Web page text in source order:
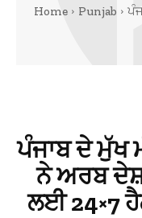
Home Punjab
ਪੰਜਾਬ ਦੇ ਮੁੱਖ
ਨੇ ਅਰਬ
ਲਈ 24×7